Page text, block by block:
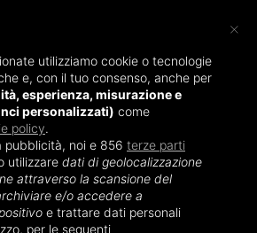
×
utilizziamo cookie o tecnologie
e, con il tuo consenso, anche per
esperienza, misurazione e
personalizzati) come
policy.
pubblicità, noi e 856 terze parti
utilizzare dati di geolocalizzazione
attraverso la scansione del
e/o accedere a
e trattare dati personali
per le seguenti
e lavastoviglie
lavastoviglie